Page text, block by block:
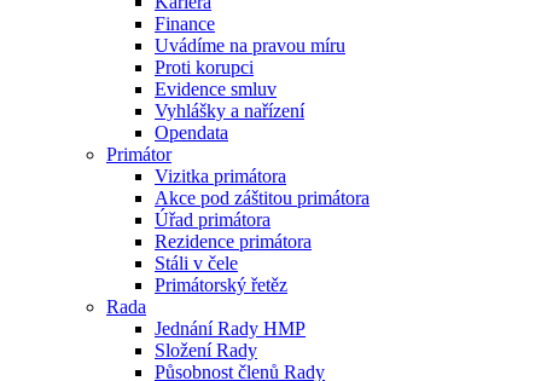
Finance
Uvádíme na pravou míru
Proti korupci
Evidence smluv
Vyhlášky a nařízení
Opendata
Primátor
Vizitka primátora
Akce pod záštitou primátora
Úřad primátora
Rezidence primátora
Stáli v čele
Primátorský řetěz
Rada
Jednání Rady HMP
Složení Rady
Působnost členů Rady